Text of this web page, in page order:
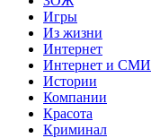
Игры
Из жизни
Интернет
Интернет и СМИ
Истории
Компании
Красота
Криминал